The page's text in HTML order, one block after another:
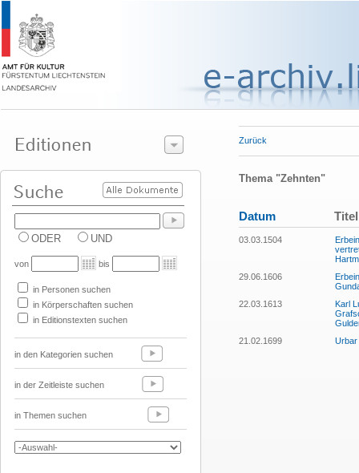
ODER UND
von bis
in Personen suchen
in Körperschaften suchen
in Editionstexten suchen
in den Kategorien suchen
in der Zeitleiste suchen
in Themen suchen
Zurück
Thema "Zehnten"
Datum Titel
03.03.1504
29.06.1606
22.03.1613
Karl
21.02.1699
Urbar